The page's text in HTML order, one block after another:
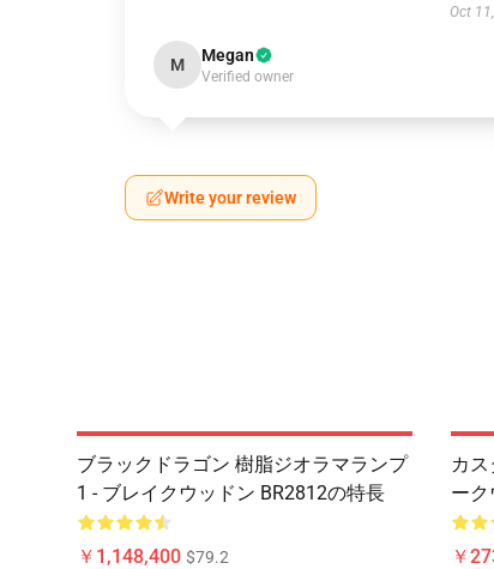
Oct
M Megan
Verified owner
Write your review
ブラックドラゴン 樹脂ジオラマランプ
1 - ブレイクウッドン BR2812の特長
￥1,148,400 $79.2
カ
ー
￥